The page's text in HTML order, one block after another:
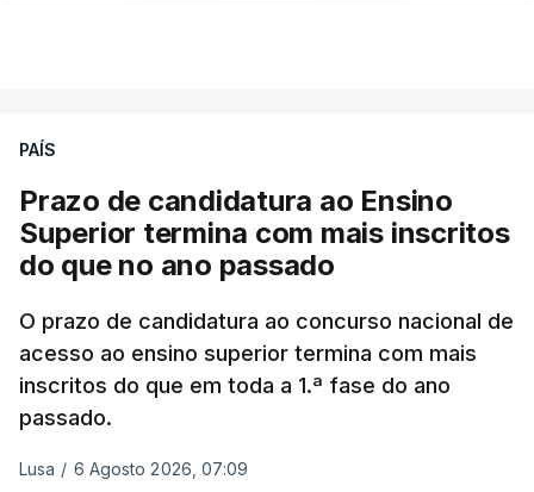
PAÍS
Prazo de candidatura ao Ensino
Superior termina com mais inscritos
do que no ano passado
O prazo de candidatura ao concurso nacional de
acesso ao ensino superior termina com mais
inscritos do que em toda a 1.ª fase do ano
passado.
Lusa / 6 Agosto 2026, 07:09